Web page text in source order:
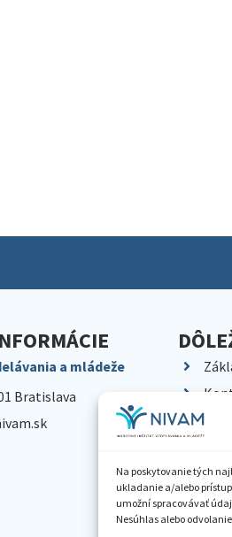
Na poskytovanie tých
ukladanie a/alebo
umožní spracovávať
Nesúhlas alebo
a mládeže
Bratislava